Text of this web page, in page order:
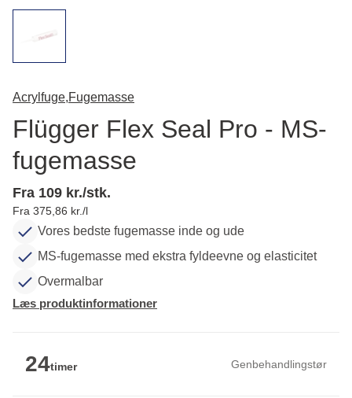
Acrylfuge,Fugemasse
Flügger Flex Seal Pro - MS-
fugemasse
Fra 109 kr./stk.
Fra 375,86 kr./l
Vores bedste fugemasse inde og ude
MS-fugemasse med ekstra fyldeevne og elasticitet
Overmalbar
Læs produktinformationer
24timer Genbehandlingstør